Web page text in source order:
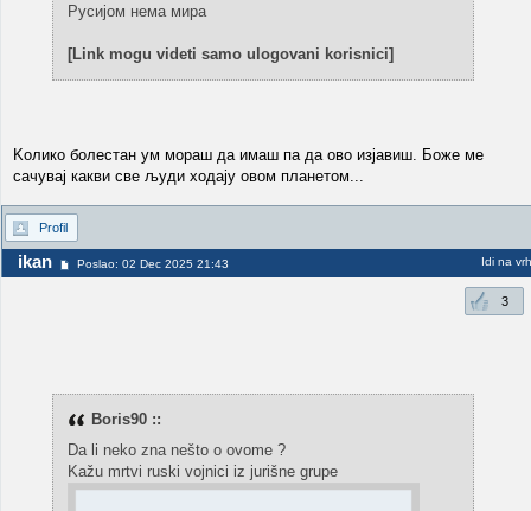
Русијом нема мира
[Link mogu videti samo ulogovani korisnici]
Koлико болестан ум мораш да имаш па да ово изјавиш. Боже ме
сачувај какви све људи ходају овом планетом...
Profil
ikan Poslao: 02 Dec 2025 21:43 Idi na vrh
3
Boris90 ::
Da li neko zna nešto o ovome ?
Kažu mrtvi ruski vojnici iz jurišne grupe